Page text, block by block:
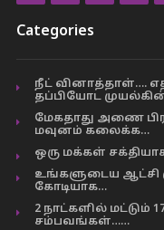
Categories
நீட் வினாத்தாள்….
தப்பியோட
மேகதாது அணை
மவுனம் கலைக்க…
ஒரு மக்கள்
உங்களுடைய ஆட்சி
கோடியாக…
2 நாட்களில்
சம்பவங்கள்……